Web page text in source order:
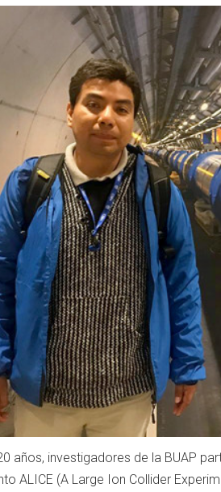
años, investigadores de la BUAP
ALICE (A Large Ion Collider